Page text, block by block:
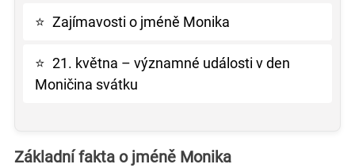
⭐ Zajímavosti o jméně Monika
⭐ 21. května – významné události v den
Moničina svátku
Základní fakta o jméně Monika